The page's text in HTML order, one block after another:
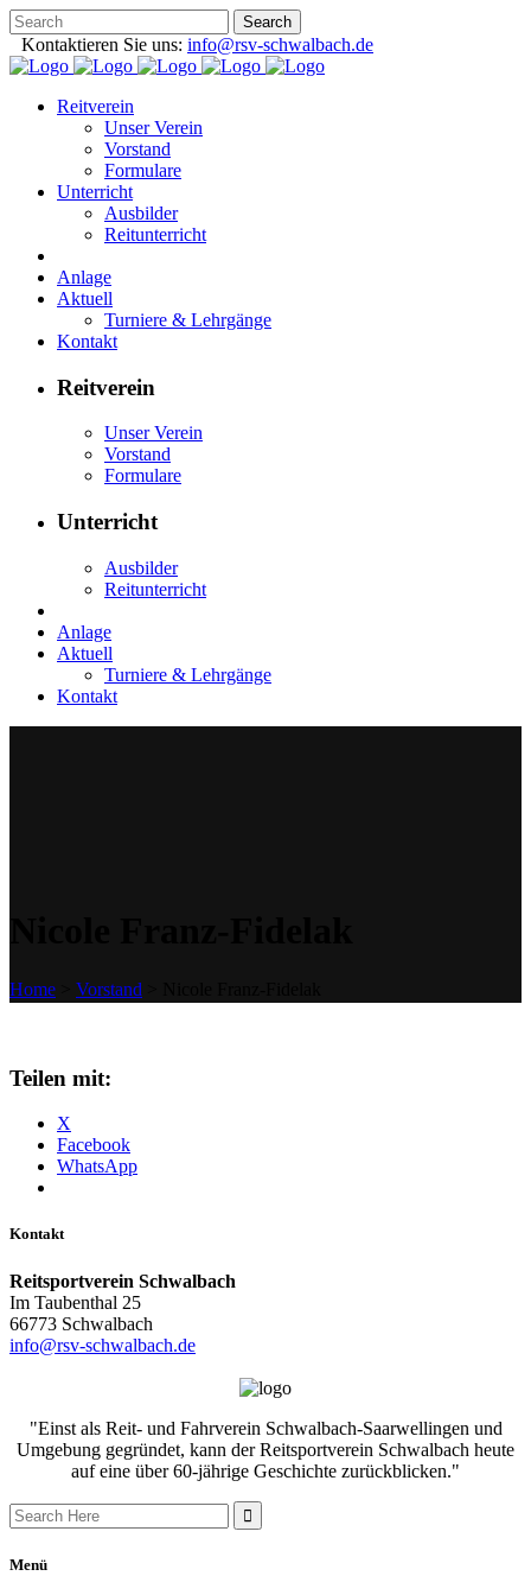
Kontaktieren Sie uns: info@rsv-schwalbach.de
Reitverein
Unser Verein
Vorstand
Formulare
Unterricht
Ausbilder
Reitunterricht
Anlage
Aktuell
Turniere & Lehrgänge
Kontakt
Reitverein
Unser Verein
Vorstand
Formulare
Unterricht
Ausbilder
Reitunterricht
Anlage
Aktuell
Turniere & Lehrgänge
Kontakt
Home Vorstand
Teilen mit:
X
Facebook
WhatsApp
Kontakt
Reitsportverein Schwalbach
Im Taubenthal 25
66773 Schwalbach
info@rsv-schwalbach.de
"Einst als Reit- und Fahrverein Schwalbach-Saarwellingen und
Umgebung gegründet, kann der Reitsportverein Schwalbach heute
auf eine über 60-jährige Geschichte zurückblicken."
Search
for:
Menü